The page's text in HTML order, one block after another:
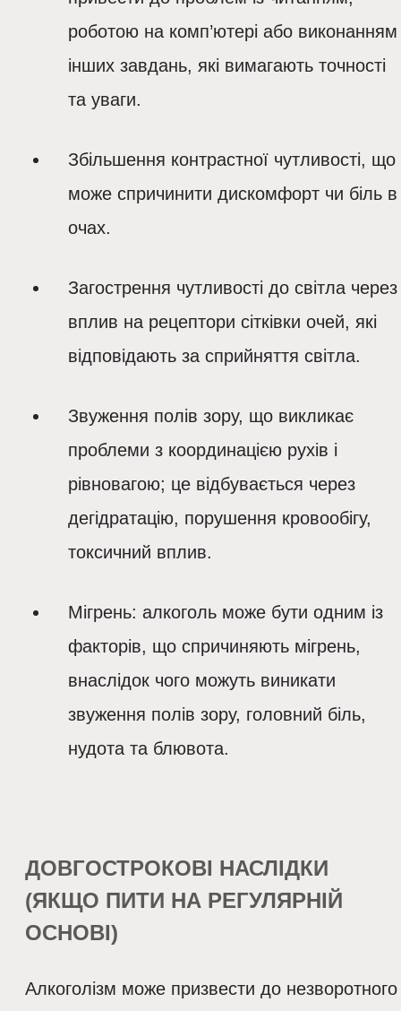
роботою на комп’ютері або виконанням
інших завдань, які вимагають точності
та уваги.
Збільшення контрастної чутливості, що
може спричинити дискомфорт чи біль в
очах.
Загострення чутливості до світла через
вплив на рецептори сітківки очей, які
відповідають за сприйняття світла.
Звуження полів зору, що викликає
проблеми з координацією рухів і
рівновагою; це відбувається через
дегідратацію, порушення кровообігу,
токсичний вплив.
Мігрень: алкоголь може бути одним із
факторів, що спричиняють мігрень,
внаслідок чого можуть виникати
звуження полів зору, головний біль,
нудота та блювота.
ДОВГОСТРОКОВІ НАСЛІДКИ
(ЯКЩО ПИТИ НА РЕГУЛЯРНІЙ
ОСНОВІ)
Алкоголізм може призвести до незворотного